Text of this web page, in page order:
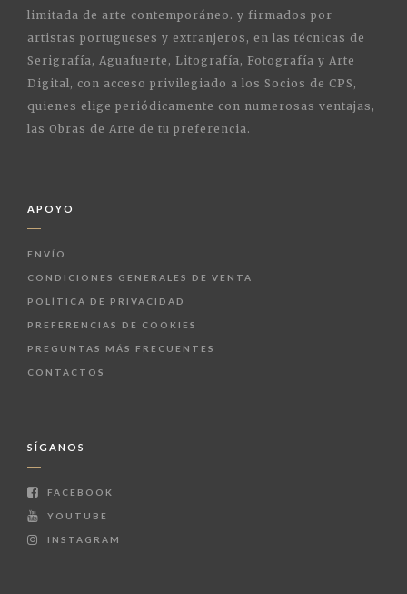
limitada de arte contemporáneo. y firmados por
artistas portugueses y extranjeros, en las técnicas de
Serigrafía, Aguafuerte, Litografía, Fotografía y Arte
Digital, con acceso privilegiado a los Socios de CPS,
quienes elige periódicamente con numerosas ventajas,
las Obras de Arte de tu preferencia.
APOYO
ENVÍO
CONDICIONES GENERALES DE VENTA
POLÍTICA DE PRIVACIDAD
PREFERENCIAS DE COOKIES
PREGUNTAS MÁS FRECUENTES
CONTACTOS
SÍGANOS
FACEBOOK
YOUTUBE
INSTAGRAM